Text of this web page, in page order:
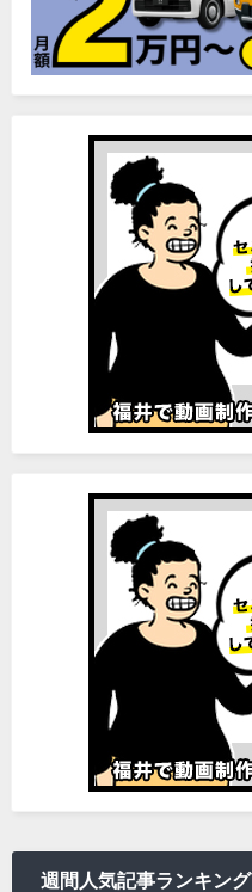
週間人気記事ランキング